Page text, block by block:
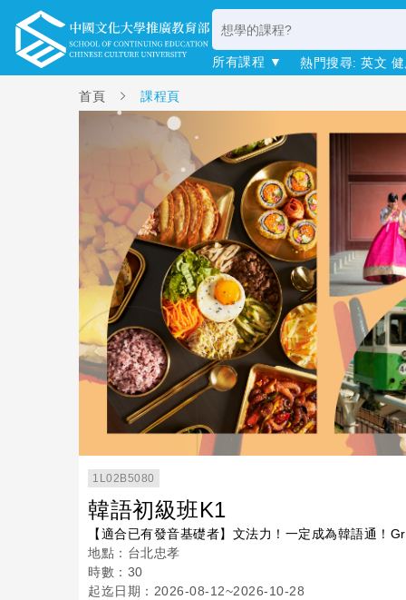
所有課程 ▼ 熱門搜尋: 英文
首頁 課程頁
1L02B5080
韓語初級班K1
【適合已有發音基礎者】文法力！一定成為韓語通！
地點：台北忠孝
時數：30
起迄日期：2026-08-12~2026-10-28